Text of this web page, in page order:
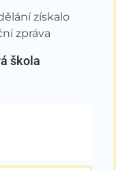
získalo
zpráva
škola